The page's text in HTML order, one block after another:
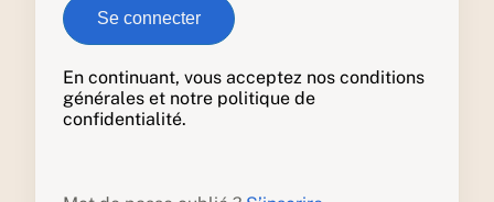
En continuant, vous acceptez nos conditions
générales et notre politique de
confidentialité.